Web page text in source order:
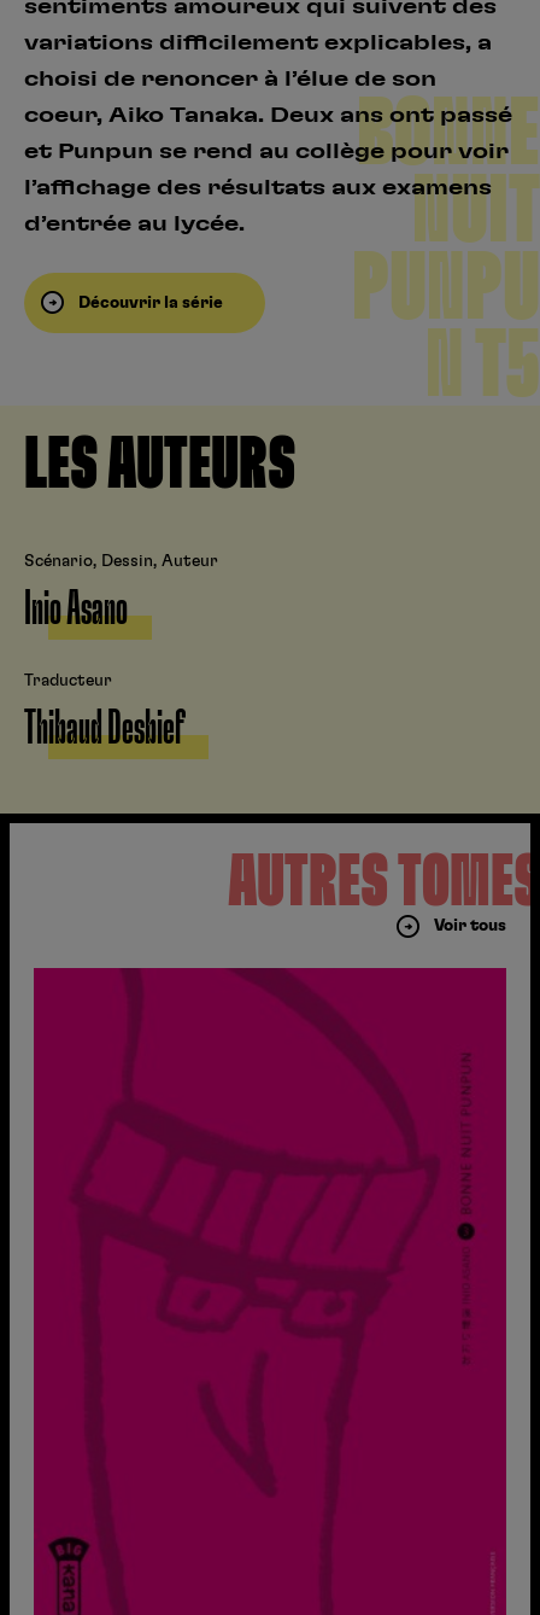
sentiments amoureux qui suivent des
variations difficilement explicables, a
choisi de renoncer à l’élue de son
coeur, Aiko Tanaka. Deux ans ont passé
et Punpun se rend au collège pour voir
l’affichage des résultats aux examens
d’entrée au lycée.
Découvrir la série
BONNE
NUIT
PUNPU
N T5
LES AUTEURS
Scénario, Dessin, Auteur
Inio Asano
Traducteur
Thibaud Desbief
AUTRES
Voir tous